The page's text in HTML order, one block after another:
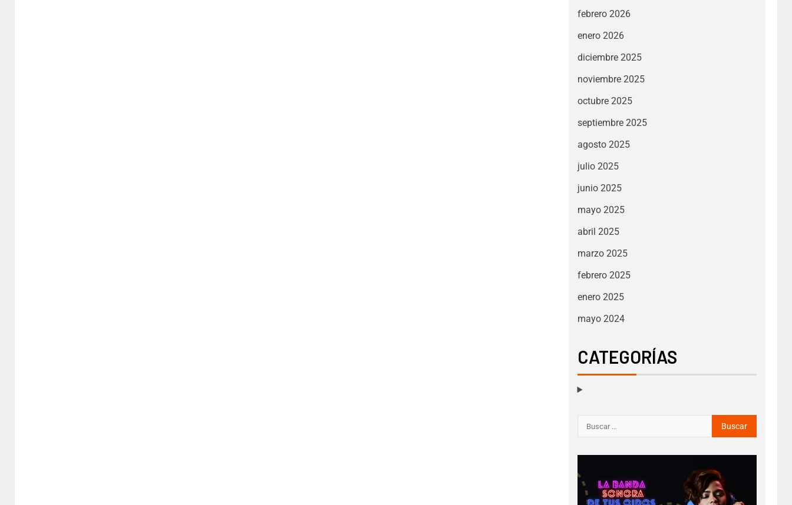
febrero 2026
enero 2026
diciembre 2025
noviembre 2025
octubre 2025
septiembre 2025
agosto 2025
julio 2025
junio 2025
mayo 2025
abril 2025
marzo 2025
febrero 2025
enero 2025
mayo 2024
CATEGORÍAS